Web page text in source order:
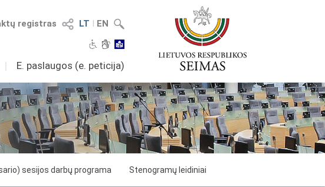
LT I EN
registras
I E. paslaugos (e. peticija)
sesijos darbų programa Stenogramų leidiniai